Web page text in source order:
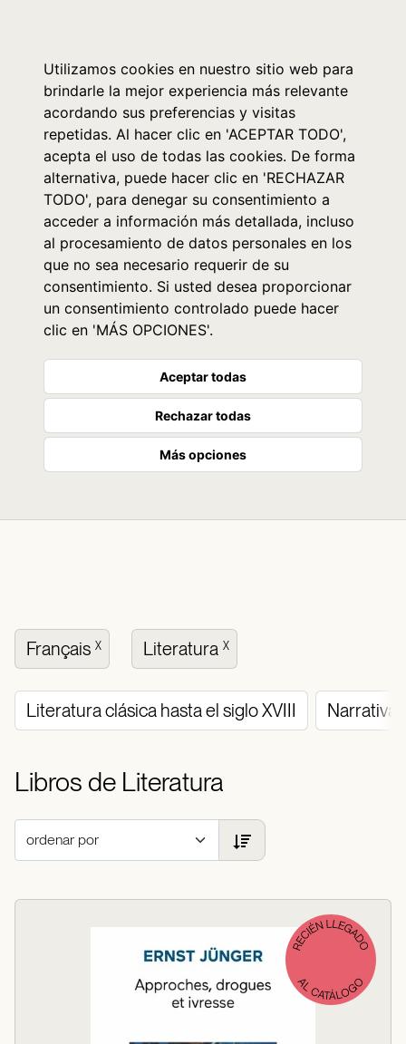
Utilizamos cookies en nuestro sitio web para
brindarle la mejor experiencia más relevante
acordando sus preferencias y visitas
repetidas. Al hacer clic en 'ACEPTAR TODO',
acepta el uso de todas las cookies. De forma
alternativa, puede hacer clic en 'RECHAZAR
TODO', para denegar su consentimiento a
acceder a información más detallada, incluso
al procesamiento de datos personales en los
que no sea necesario requerir de su
consentimiento. Si usted desea proporcionar
un consentimiento controlado puede hacer
clic en 'MÁS OPCIONES'.
Aceptar todas
Rechazar todas
Más opciones
Français X Literatura X
Literatura clásica hasta el siglo XVIII Narrativa
Libros de Literatura